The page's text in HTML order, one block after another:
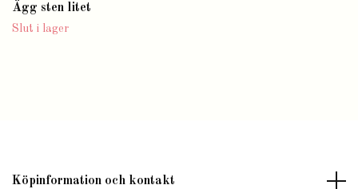
Ägg sten litet
Slut i lager
Köpinformation och kontakt